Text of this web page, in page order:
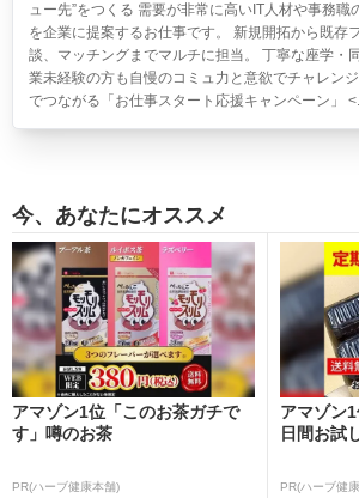
ュー先”をつくる 需要が非常に高いIT人材や事務職
を企業に提案するお仕事です。 新規開拓から既存
談、マッチングまでマルチに担当。 丁寧な座学・
業未経験の方も自慢のコミュ力と意欲でチャレン
でつながる「お仕事スタート応援キャンペーン」
今、あなたにオススメ
アマゾン1位「このお茶ガチで
す」噂のお茶
PR(ハーブ健康本舗)
アマゾン
日間お試
PR(ハーブ健